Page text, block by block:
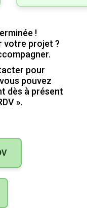
!
votre projet ?
pour
pouvez
dès à présent
».